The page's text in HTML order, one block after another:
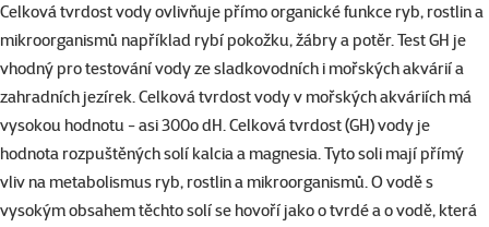
Celková tvrdost vody ovlivňuje přímo organické funkce ryb, rostlin a
mikroorganismů například rybí pokožku, žábry a potěr. Test GH je
vhodný pro testování vody ze sladkovodních i mořských akvárií a
zahradních jezírek. Celková tvrdost vody v mořských akváriích má
vysokou hodnotu - asi 300o dH. Celková tvrdost (GH) vody je
hodnota rozpuštěných solí kalcia a magnesia. Tyto soli mají přímý
vliv na metabolismus ryb, rostlin a mikroorganismů. O vodě s
vysokým obsahem těchto solí se hovoří jako o tvrdé a o vodě, která